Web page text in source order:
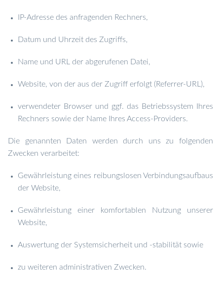
IP-Adresse des anfragenden Rechners,
Datum und Uhrzeit des Zugriffs,
Name und URL der abgerufenen Datei,
Website, von der aus der Zugriff erfolgt (Referrer-URL),
verwendeter Browser und ggf. das Betriebssystem Ihres
Rechners sowie der Name Ihres Access-Providers.
Die genannten Daten werden durch uns zu folgenden
Zwecken verarbeitet:
Gewährleistung eines reibungslosen Verbindungsaufbaus
der Website,
Gewährleistung einer komfortablen Nutzung unserer
Website,
Auswertung der Systemsicherheit und -stabilität sowie
zu weiteren administrativen Zwecken.